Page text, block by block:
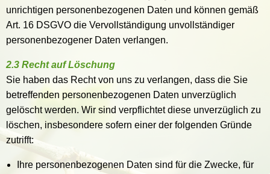
unrichtigen personenbezogenen Daten und können gemäß
Art. 16 DSGVO die Vervollständigung unvollständiger
personenbezogener Daten verlangen.
2.3 Recht auf Löschung
Sie haben das Recht von uns zu verlangen, dass die Sie
betreffenden personenbezogenen Daten unverzüglich
gelöscht werden. Wir sind verpflichtet diese unverzüglich zu
löschen, insbesondere sofern einer der folgenden Gründe
zutrifft:
Ihre personenbezogenen Daten sind für die Zwecke, für